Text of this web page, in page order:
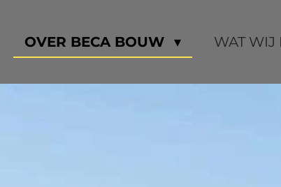
OVER BECA BOUW WAT WIJ